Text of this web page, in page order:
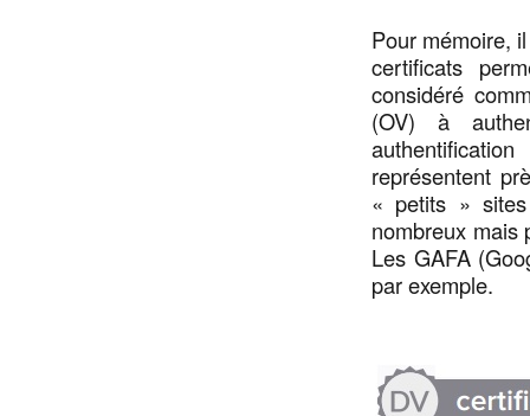
Pour mémoire,
certificats
considéré
(OV) à
représentent
« petits »
nombreux mais
Les GAFA
par exemple.